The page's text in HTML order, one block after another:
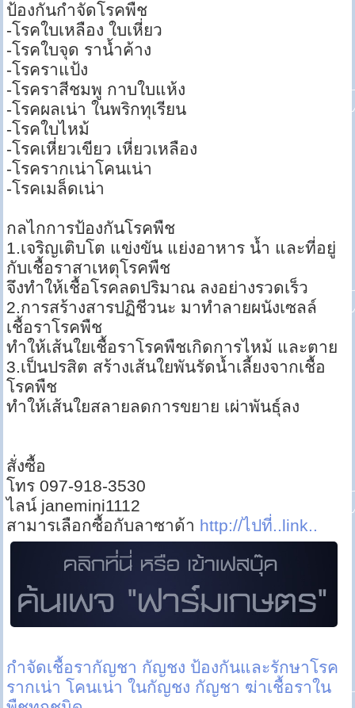
ป้องกันกำจัดโรคพืช
-โรคใบเหลือง ใบเหี่ยว
-โรคใบจุด ราน้ำค้าง
-โรคราแป้ง
-โรคราสีชมพู กาบใบแห้ง
-โรคผลเน่า ในพริกทุเรียน
-โรคใบไหม้
-โรคเหี่ยวเขียว เหี่ยวเหลือง
-โรครากเน่าโคนเน่า
-โรคเมล็ดเน่า
กลไกการป้องกันโรคพืช
1.เจริญเติบโต แข่งขัน แย่งอาหาร น้ำ และที่อยู่
กับเชื้อราสาเหตุโรคพืช
จึงทำให้เชื้อโรคลดปริมาณ ลงอย่างรวดเร็ว
2.การสร้างสารปฏิชีวนะ มาทำลายผนังเซลล์
เชื้อราโรคพืช
ทำให้เส้นใยเชื้อราโรคพืชเกิดการไหม้ และตาย
3.เป็นปรสิต สร้างเส้นใยพันรัดน้ำเลี้ยงจากเชื้อ
โรคพืช
ทำให้เส้นใยสลายลดการขยาย เผ่าพันธุ์ลง
สั่งซื้อ
โทร 097-918-3530
ไลน์ janemini1112
สามารเลือกซื้อกับลาซาด้า http://ไปที่..link..
กำจัดเชื้อรากัญชา กัญชง ป้องกันและรักษาโรค
รากเน่า โคนเน่า ในกัญชง กัญชา ฆ่าเชื้อราใน